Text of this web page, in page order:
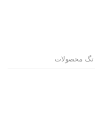
تگ محصولات